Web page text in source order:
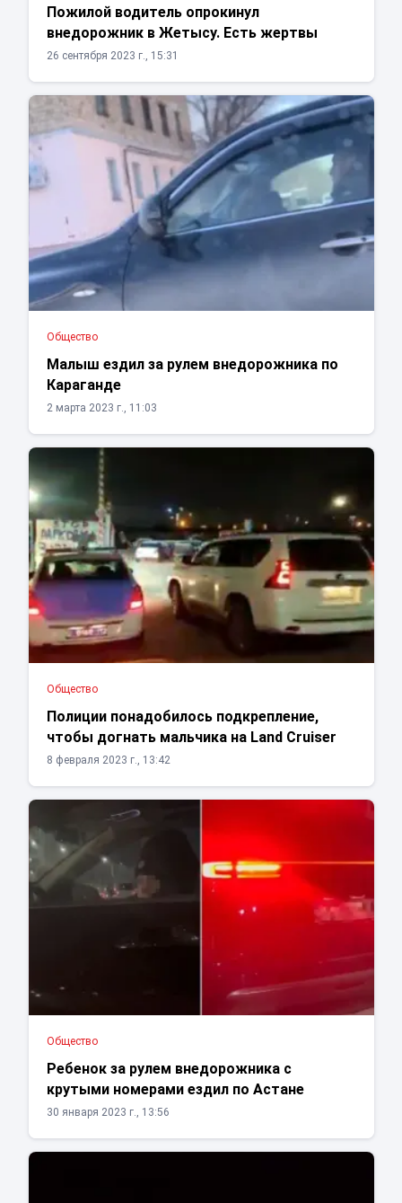
Пожилой водитель опрокинул
внедорожник в Жетысу. Есть жертвы
26 сентября 2023 г., 15:31
Общество
Малыш ездил за рулем внедорожника по
Караганде
2 марта 2023 г., 11:03
Общество
Полиции понадобилось подкрепление,
чтобы догнать мальчика на Land Cruiser
8 февраля 2023 г., 13:42
Общество
Ребенок за рулем внедорожника с
крутыми номерами ездил по Астане
30 января 2023 г., 13:56